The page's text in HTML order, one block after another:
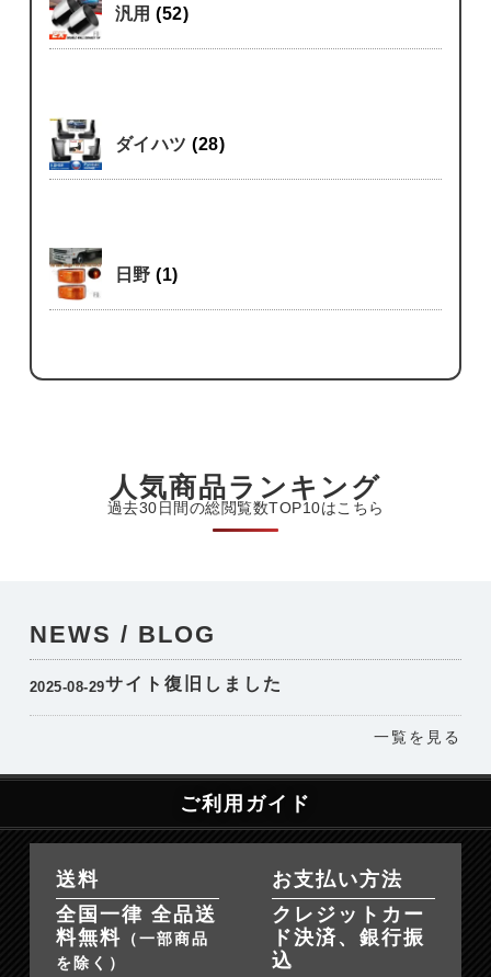
汎用(52)
ダイハツ(28)
日野(1)
人気商品ランキング
過去30日間の総閲覧数TOP10はこちら
NEWS / BLOG
2025-08-29サイト復旧しました
一覧を見る
ご利用ガイド
送料
全国一律 全品送
料無料 （一部商品
を除く）
お支払い方法
クレジットカー
ド決済、銀行振
込